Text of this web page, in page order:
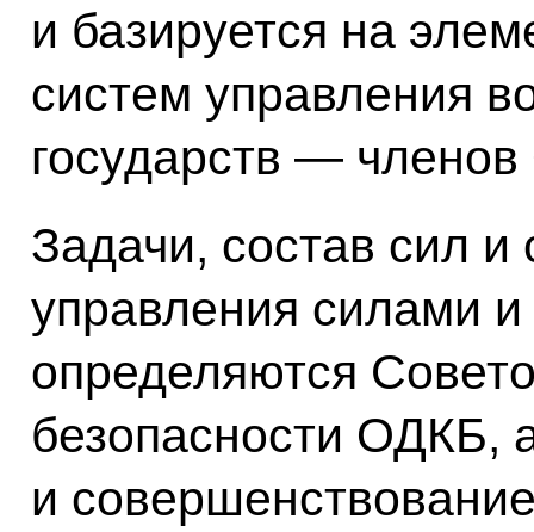
и базируется на
систем управления
государств —
Задачи, состав сил и
управления силами
определяются
безопасности ОДКБ,
и